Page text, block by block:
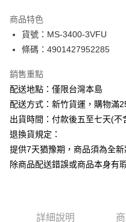
悠遊付
ATM付款
運送方式
下單前請先詢問庫存
每筆NT$130，滿NT$2,500(含
商品特色
貨號：MS-3400-3VFU
條碼：4901427952285
銷售重點
配送地點：僅限台灣本島
配送方式：新竹貨運，購物滿
出貨時間：付款後五至七天(不
退換貨規定：
提供7天猶豫期，商品須為全新
除商品配送錯誤或商品本身有
詳細說明